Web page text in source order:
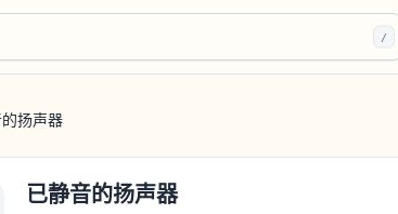
/
扬声器
已静音的扬声器